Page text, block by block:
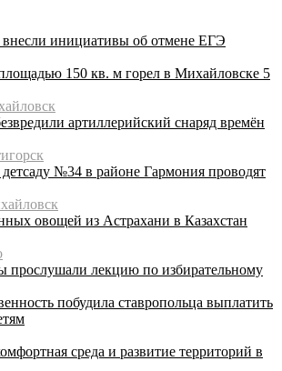
инициативы об отмене ЕГЭ
150 кв. м горел в Михайловске 5
артиллерийский снаряд времён
№34 в районе Гармония проводят
овощей из Астрахани в Казахстан
прослушали лекцию по избирательному
побудила ставропольца выплатить
среда и развитие территорий в